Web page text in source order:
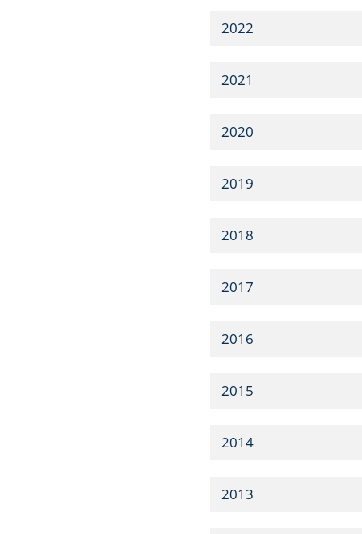
2022
2021
2020
2019
2018
2017
2016
2015
2014
2013